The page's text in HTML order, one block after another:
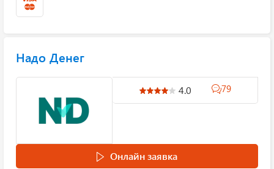
Надо Денег
4.0 79
Онлайн заявка